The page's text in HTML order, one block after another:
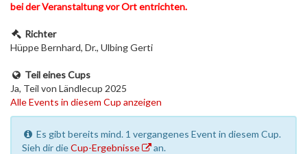
bei der Veranstaltung vor Ort entrichten.
Richter
Hüppe Bernhard, Dr., Ulbing Gerti
Teil eines Cups
Ja, Teil von Ländlecup 2025
Alle Events in diesem Cup anzeigen
Es gibt bereits mind. 1 vergangenes Event in diesem Cup.
Sieh dir dieCup-Ergebnisse an.